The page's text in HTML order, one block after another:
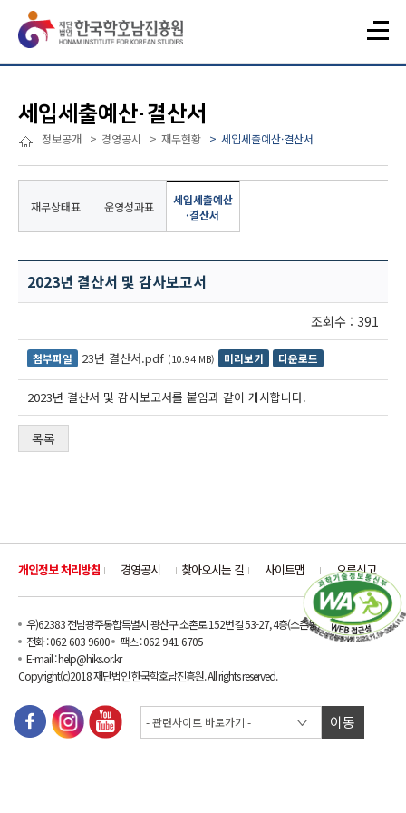
세입세출예산·결산서
정보공개 경영공시 재무현황 세입세출예산·결산서
재무상태표 운영성과표
세입세출예산
·결산서
2023년 결산서 및 감사보고서
조회수 : 391
첨부파일 23년 결산서.pdf (10.94 MB) 미리보기 다운로드
2023년 결산서 및 감사보고서를 붙임과 같이 게시합니다.
목록
개인정보 처리방침 경영공시 찾아오시는 길 사이트맵 오류신고
이동
우)62383 전남광주통합특별시 광산구 소촌로 152번길 53-27, 4층(소촌동)
전화 : 062-603-9600
팩스 : 062-941-6705
E-mail : help@hiks.or.kr
Copyright(c)2018 재단법인 한국학호남진흥원. All rights reserved.